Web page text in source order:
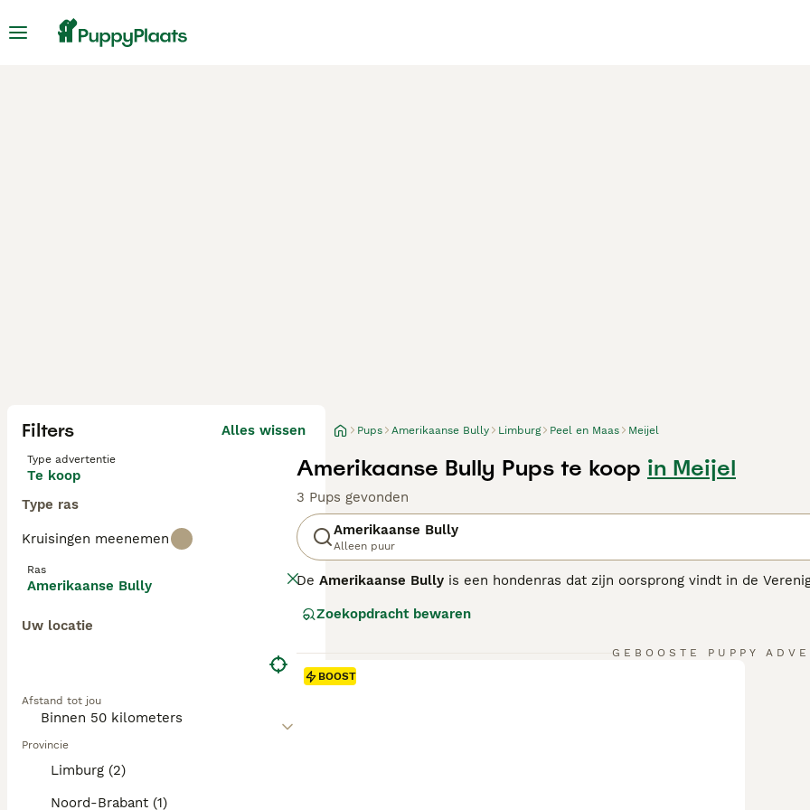
Filters Alles wissen
Type advertentie
Te koop
Type ras
Kruisingen meenemen
Ras
Amerikaanse Bully
Uw locatie
Afstand tot jou
Provincie
Limburg (2)
Noord-Brabant (1)
Pups Amerikaanse Bully Limburg Peel en Maas Meijel
Amerikaanse Bully Pups te koop in Meijel
3 Pups gevonden
Amerikaanse Bully
Alleen puur
De Amerikaanse Bully is een hondenras dat zijn oorsprong vindt in de
Amerikaanse Bully kenmerkt zich door een compact en stevig lichaam,
goed gesocialiseerd. Dit ras vraagt om regelmatige beweging maar heeft
uitstraling is het belangrijk dat eigenaren ervaring hebben met sterke
socialisatie. De Amerikaanse Bully past goed bij actieve eigenaren die op
Zoekopdracht bewaren
GEBOOSTE PUPPY
BOOST